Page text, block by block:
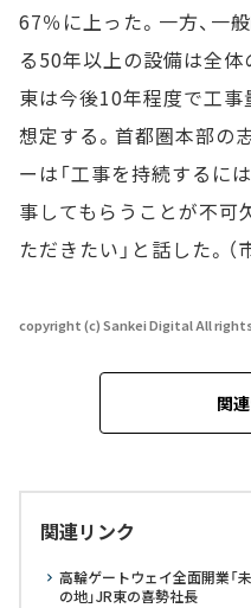
67％に上った。一方、一
る50年以上の設備は全
東は今後10年程度で工事
想定する。首都圏本部の
ーは「工事を持続するに
事してもらうことが不可
ただきたい」と話した。（
copyright (c) Sankei Digital All
関
関連リンク
高輪ゲートウェイ全面開業「
の地」JR東の喜勢社長